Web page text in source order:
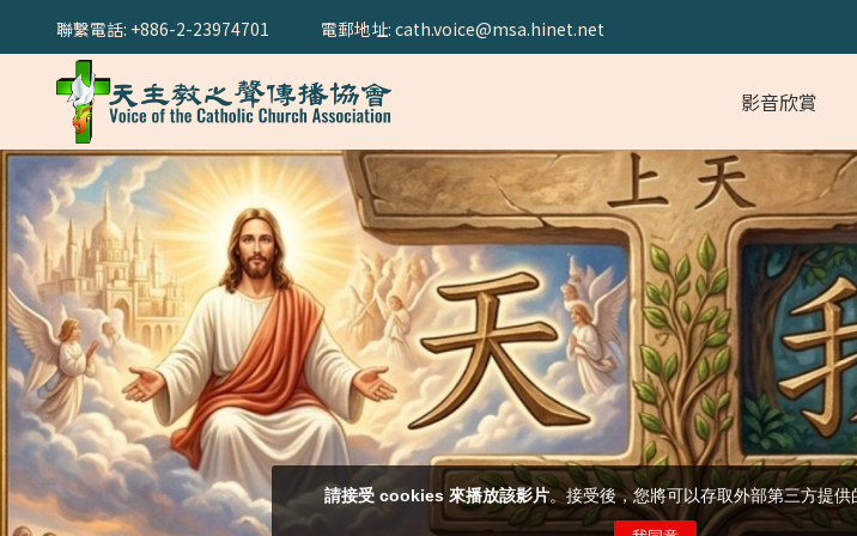
聯繫電話: +886-2-23974701 電郵地址: cath.voice@msa.hinet.net
影音欣賞